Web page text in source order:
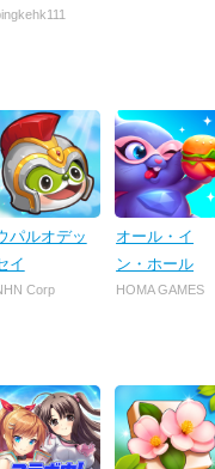
パルオデッ
イ
Corp
オール・イ
ン・ホール
HOMA GAMES